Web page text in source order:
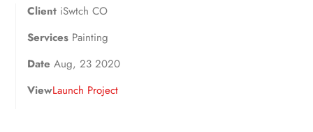
ClientiSwtch CO
ServicesPainting
Date Aug, 23 2020
ViewLaunch Project